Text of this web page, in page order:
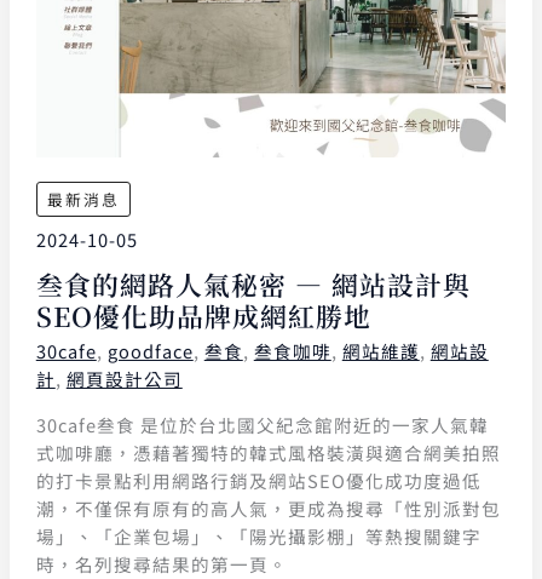
最新消息
2024-10-05
叁食的網路人氣秘密 — 網站設計與
SEO優化助品牌成網紅勝地
30cafe, goodface, 叁食, 叁食咖啡, 網站維護, 網站設
計, 網頁設計公司
30cafe叁食 是位於台北國父紀念館附近的一家人氣韓
式咖啡廳，憑藉著獨特的韓式風格裝潢與適合網美拍照
的打卡景點利用網路行銷及網站SEO優化成功度過低
潮，不僅保有原有的高人氣，更成為搜尋「性別派對包
場」、「企業包場」、「陽光攝影棚」等熱搜關鍵字
時，名列搜尋結果的第一頁。